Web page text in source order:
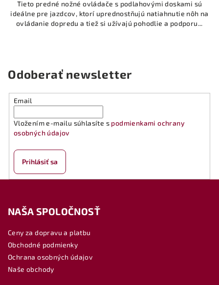
Tieto predné nožné ovládače s podlahovými doskami sú
ideálne pre jazdcov, ktorí uprednostňujú natiahnutie nôh na
ovládanie dopredu a tiež si užívajú pohodlie a podporu...
Odoberať newsletter
Email
Vložením e-mailu súhlasíte s podmienkami ochrany
osobných údajov
Prihlásiť sa
NAŠA SPOLOČNOSŤ
Ceny za dopravu a platbu
Obchodné podmienky
Ochrana osobných údajov
Naše obchody